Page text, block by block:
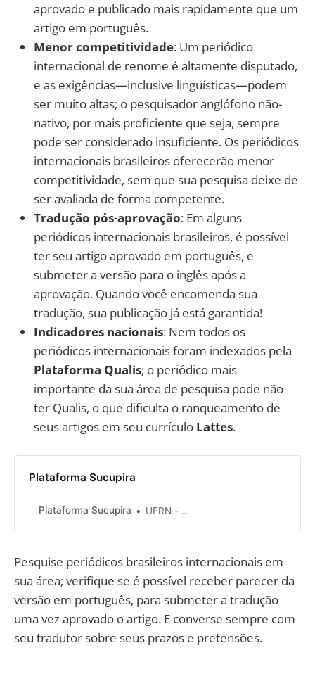
aprovado e publicado mais rapidamente que um
artigo em português.
Menor competitividade: Um periódico
internacional de renome é altamente disputado,
e as exigências—inclusive lingüísticas—podem
ser muito altas; o pesquisador anglófono não-
nativo, por mais proficiente que seja, sempre
pode ser considerado insuficiente. Os periódicos
internacionais brasileiros oferecerão menor
competitividade, sem que sua pesquisa deixe de
ser avaliada de forma competente.
Tradução pós-aprovação: Em alguns
periódicos internacionais brasileiros, é possível
ter seu artigo aprovado em português, e
submeter a versão para o inglês após a
aprovação. Quando você encomenda sua
tradução, sua publicação já está garantida!
Indicadores nacionais: Nem todos os
periódicos internacionais foram indexados pela
Plataforma Qualis; o periódico mais
importante da sua área de pesquisa pode não
ter Qualis, o que dificulta o ranqueamento de
seus artigos em seu currículo Lattes.
Plataforma Sucupira
Plataforma Sucupira UFRN - SINFO e CAPES - DTI
Pesquise periódicos brasileiros internacionais em
sua área; verifique se é possível receber parecer da
versão em português, para submeter a tradução
uma vez aprovado o artigo. E converse sempre com
seu tradutor sobre seus prazos e pretensões.